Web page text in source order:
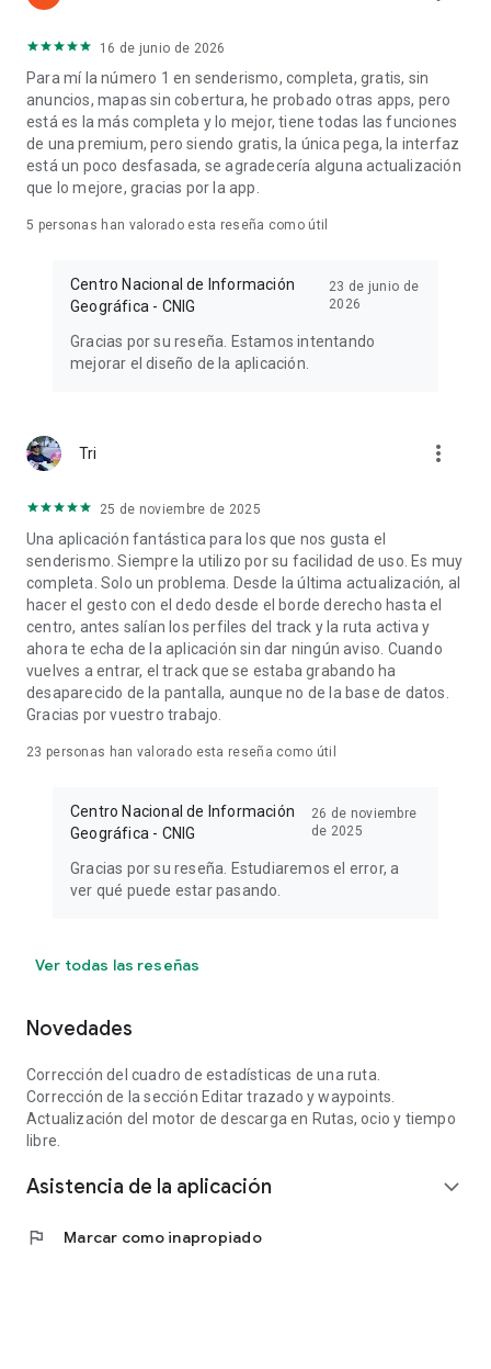
16 de junio de 2026
Para mí la número 1 en senderismo, completa, gratis, sin
anuncios, mapas sin cobertura, he probado otras apps, pero
está es la más completa y lo mejor, tiene todas las funciones
de una premium, pero siendo gratis, la única pega, la interfaz
está un poco desfasada, se agradecería alguna actualización
que lo mejore, gracias por la app.
5 personas han valorado esta reseña como útil
Centro Nacional de Información
Geográfica - CNIG
23 de junio de
2026
Gracias por su reseña. Estamos intentando
mejorar el diseño de la aplicación.
Tri more_vert
25 de noviembre de 2025
Una aplicación fantástica para los que nos gusta el
senderismo. Siempre la utilizo por su facilidad de uso. Es muy
completa. Solo un problema. Desde la última actualización, al
hacer el gesto con el dedo desde el borde derecho hasta el
centro, antes salían los perfiles del track y la ruta activa y
ahora te echa de la aplicación sin dar ningún aviso. Cuando
vuelves a entrar, el track que se estaba grabando ha
desaparecido de la pantalla, aunque no de la base de datos.
Gracias por vuestro trabajo.
23 personas han valorado esta reseña como útil
Centro Nacional de Información
Geográfica - CNIG
26 de noviembre
de 2025
Gracias por su reseña. Estudiaremos el error, a
ver qué puede estar pasando.
Ver todas las reseñas
Novedades
Corrección del cuadro de estadísticas de una ruta.
Corrección de la sección Editar trazado y waypoints.
Actualización del motor de descarga en Rutas, ocio y tiempo
libre.
Asistencia de la aplicación expand_more
flag Marcar como inapropiado